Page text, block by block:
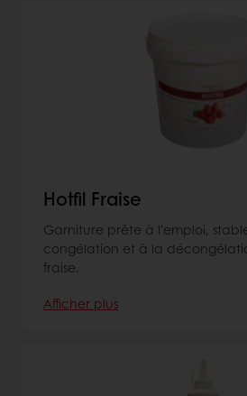
Hotfil Fraise
Garniture prête à l'emploi,
congélation et à la
fraise.
Afficher plus